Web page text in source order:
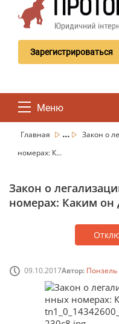
Зарегистрироваться
Меню
Главная ...
Закон о
номерах: К...
Закон о
номерах: Каким он
09.10.2017Автор: Понзель